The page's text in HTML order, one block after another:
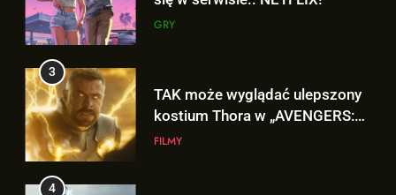
TAK może wyglądać ulepszony
kostium Thora w „AVENGERS:
4
Hulk NIE zapomniał, że Peter
Parker to Spider-Man?!